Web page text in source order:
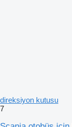
direksiyon kutusu
7